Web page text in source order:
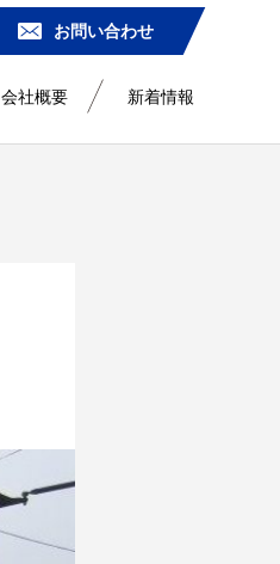
お問い合わせ
会社概要 新着情報